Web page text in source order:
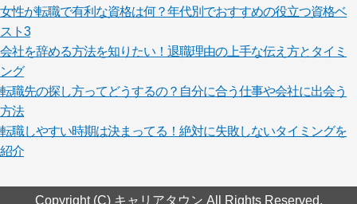
女性が転職で有利な資格は何？年代別でおすすめの役立つ資格ベ
スト3
会社を辞める方法を知りたい！退職理由の上手な伝え方とタイミ
ング
転職先の探し方ってどうするの？自分に合う仕事や会社に出会う
方法
転職しやすい時期は決まってる！絶対に失敗しないタイミングを
紹介
Copyright (C) キャリアタウン All Rights Reserved.